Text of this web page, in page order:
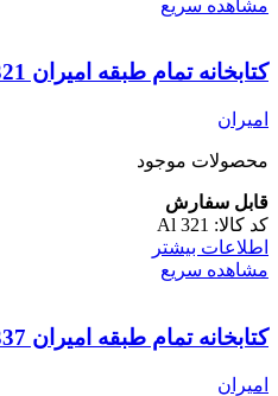
مشاهده سریع
کتابخانه تمام طبقه امیران Amiran AL 321
امیران
محصولات موجود
قابل سفارش
کد کالا: Al 321
اطلاعات بیشتر
مشاهده سریع
کتابخانه تمام طبقه امیران Amiran AL 337
امیران